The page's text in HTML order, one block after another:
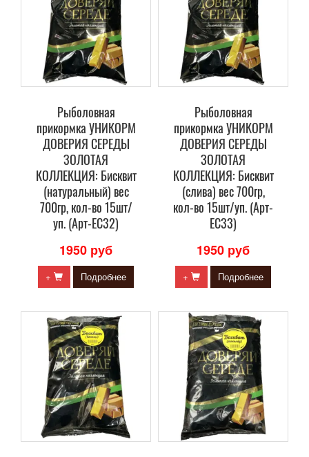
Рыболовная
прикормка УНИКОРМ
ДОВЕРИЯ СЕРЕДЫ
ЗОЛОТАЯ
КОЛЛЕКЦИЯ: Бисквит
(натуральный) вес
700гр, кол-во 15шт/
уп. (Арт-ЕС32)
1950 руб
+ Подробнее
Рыболовная
прикормка УНИКОРМ
ДОВЕРИЯ СЕРЕДЫ
ЗОЛОТАЯ
КОЛЛЕКЦИЯ: Бисквит
(слива) вес 700гр,
кол-во 15шт/уп. (Арт-
ЕС33)
1950 руб
+ Подробнее